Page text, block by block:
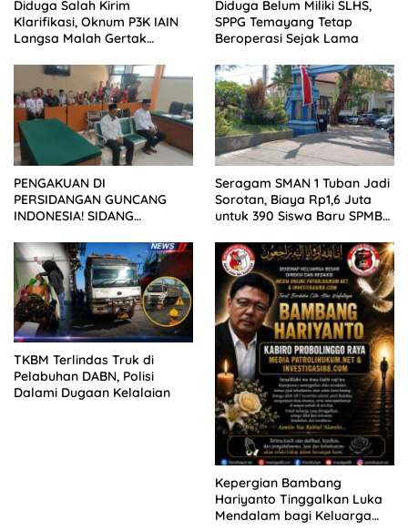
Diduga Salah Kirim
Klarifikasi, Oknum P3K IAIN
Langsa Malah Gertak
Diduga Belum Miliki SLHS,
SPPG Temayang Tetap
Beroperasi Sejak Lama
PENGAKUAN DI
PERSIDANGAN GUNCANG
INDONESIA! SIDANG
KELUARGA KORBAN
MENGAMUK DI PN MALANG
Seragam SMAN 1 Tuban Jadi
Sorotan, Biaya Rp1,6 Juta
untuk 390 Siswa Baru SPMB
TKBM Terlindas Truk di
Pelabuhan DABN, Polisi
Dalami Dugaan Kelalaian
Kepergian Bambang
Hariyanto Tinggalkan Luka
Mendalam bagi Keluarga